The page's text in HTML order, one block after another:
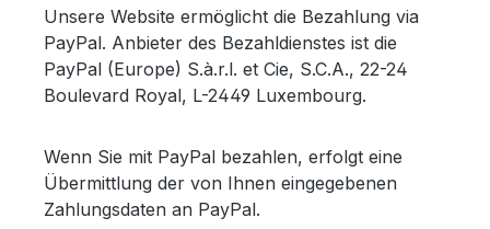
Unsere Website ermöglicht die Bezahlung via
PayPal. Anbieter des Bezahldienstes ist die
PayPal (Europe) S.à.r.l. et Cie, S.C.A., 22-24
Boulevard Royal, L-2449 Luxembourg.
Wenn Sie mit PayPal bezahlen, erfolgt eine
Übermittlung der von Ihnen eingegebenen
Zahlungsdaten an PayPal.